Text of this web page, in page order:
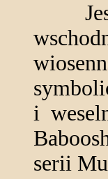
Jest
i
serii